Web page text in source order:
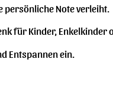
Note verleiht.
für Kinder, Enkelkinder
Entspannen ein.